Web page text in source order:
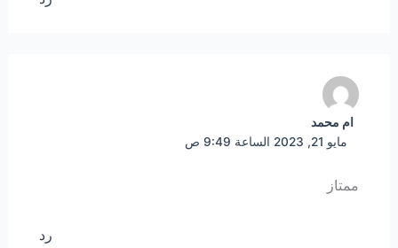
ام محمد
مايو 21, 2023 الساعة 9:49 ص
ممتاز
رد